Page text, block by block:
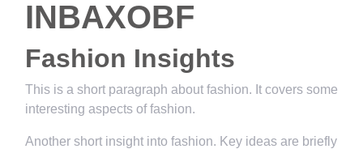
INBAXOBF
Fashion Insights
This is a short paragraph about fashion. It covers some
interesting aspects of fashion.
Another short insight into fashion. Key ideas are briefly